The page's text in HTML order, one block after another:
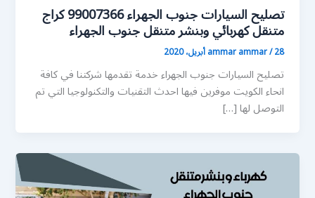
تصليح السيارات جنوب الجهراء 99007366 كراج
متنقل كهربائي وبنشر متنقل جنوب الجهراء
ammar ammar/28 أبريل، 2020
تصليح السيارات جنوب الجهراء خدمة تقدمها شركتنا في كافة
انحاء الكويت موفرين فيها احدث التقنيات والتكنولوجيا التي تم
التوصل لها […]